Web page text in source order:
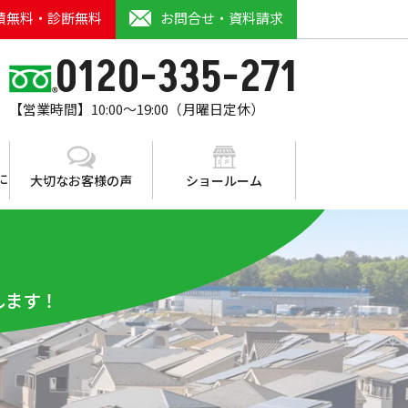
無料・診断無料 お問合せ・資料請求
0120-335-271
【営業時間】10:00～19:00（月曜日定休）
大切なお客様の声 ショールーム
す！